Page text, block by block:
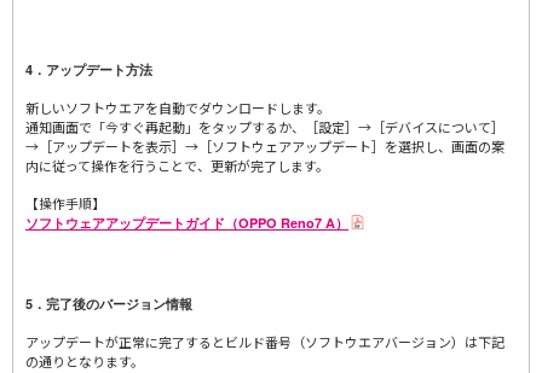
4．アップデート方法
新しいソフトウエアを自動でダウンロードします。
通知画面で「今すぐ再起動」をタップするか、［設定］→［デバイスについて］
→［アップデートを表示］→［ソフトウェアアップデート］を選択し、画面の案
内に従って操作を行うことで、更新が完了します。
【操作手順】
ソフトウェアアップデートガイド（OPPO Reno7 A）
5．完了後のバージョン情報
アップデートが正常に完了するとビルド番号（ソフトウエアバージョン）は下記
の通りとなります。